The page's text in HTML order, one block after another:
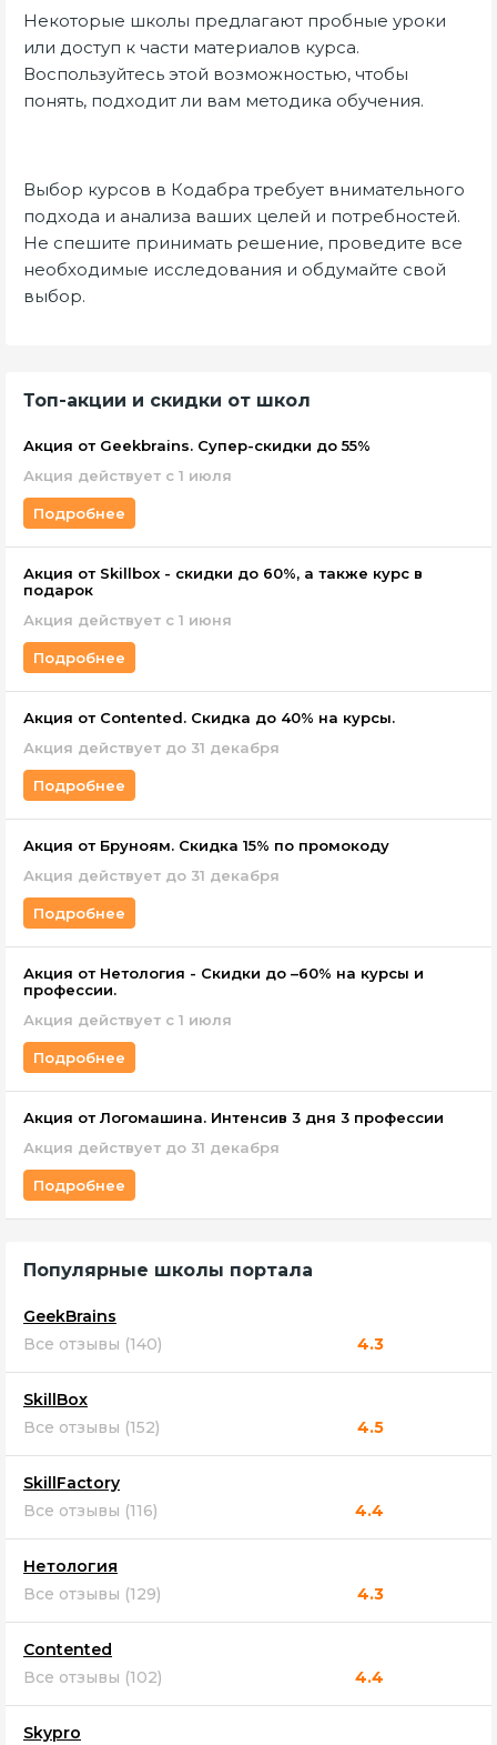
Некоторые школы предлагают пробные уроки
или доступ к части материалов курса.
Воспользуйтесь этой возможностью, чтобы
понять, подходит ли вам методика обучения.
Выбор курсов в Кодабра требует внимательного
подхода и анализа ваших целей и потребностей.
Не спешите принимать решение, проведите все
необходимые исследования и обдумайте свой
выбор.
Топ-акции и скидки от школ
Акция от Geekbrains. Супер-скидки до 55%
Акция действует с 1 июля
Подробнее
Акция от Skillbox - скидки до 60%, а также курс в
подарок
Акция действует c 1 июня
Подробнее
Акция от Contented. Скидка до 40% на курсы.
Акция действует до 31 декабря
Подробнее
Акция от Бруноям. Скидка 15% по промокоду
Акция действует до 31 декабря
Подробнее
Акция от Нетология - Скидки до –60% на курсы и
профессии.
Акция действует с 1 июля
Подробнее
Акция от Логомашина. Интенсив 3 дня 3 профессии
Акция действует до 31 декабря
Подробнее
Популярные школы портала
GeekBrains
Все отзывы (140)
4.3
SkillBox
Все отзывы (152)
4.5
SkillFactory
Все отзывы (116)
4.4
Нетология
Все отзывы (129)
4.3
Contented
Все отзывы (102)
4.4
Skypro